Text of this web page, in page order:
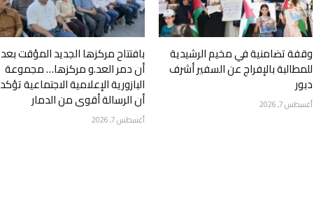
وقفة تضامنية في مخيم الرشيدية
للمطالبة بالإفراج عن السفير أشرف
دبور
أغسطس 7, 2026
بافتتاح مركزها الجديد المؤقت بعد
أن دمر العد.و مركزها… مجموعة
البازورية الإعلامية الاجتماعية تؤكد
أن الرسالة أقوى من الدمار
أغسطس 7, 2026